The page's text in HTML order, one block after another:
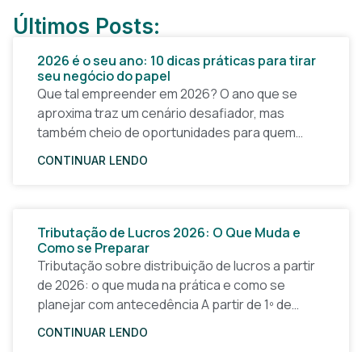
Últimos Posts:
2026 é o seu ano: 10 dicas práticas para tirar
seu negócio do papel
Que tal empreender em 2026? O ano que se
aproxima traz um cenário desafiador, mas
também cheio de oportunidades para quem
quer tirar uma ideia do papel e construir um
CONTINUAR LENDO
Tributação de Lucros 2026: O Que Muda e
Como se Preparar
Tributação sobre distribuição de lucros a partir
de 2026: o que muda na prática e como se
planejar com antecedência A partir de 1º de
janeiro de 2026, a forma
CONTINUAR LENDO